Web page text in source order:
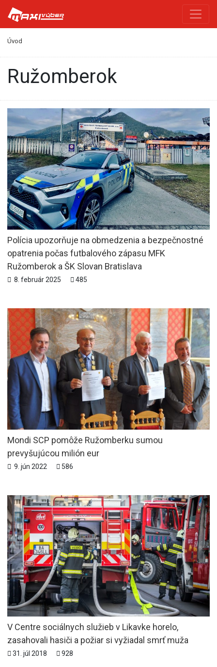
Úvod
Ružomberok
Polícia upozorňuje na obmedzenia a bezpečnostné
opatrenia počas futbalového zápasu MFK
Ružomberok a ŠK Slovan Bratislava
8. február 2025 485
Mondi SCP pomôže Ružomberku sumou
prevyšujúcou milión eur
9. jún 2022 586
V Centre sociálnych služieb v Likavke horelo,
zasahovali hasiči a požiar si vyžiadal smrť muža
31. júl 2018 928